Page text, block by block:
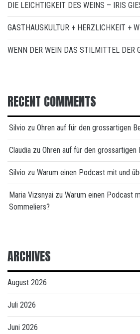
DIE LEICHTIGKEIT DES WEINS – IRIS
GASTHAUSKULTUR + HERZLICHKEIT +
WENN DER WEIN DAS STILMITTEL DER
RECENT COMMENTS
Silvio zu Ohren auf für den grossartigen
Claudia zu Ohren auf für den grossartigen
Silvio zu Warum einen Podcast mit und
Maria Vizsnyai zu Warum einen Podcast
Sommeliers?
ARCHIVES
August 2026
Juli 2026
Juni 2026